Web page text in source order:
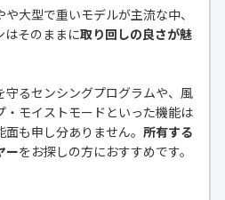
大型で重いモデルが主流な中、
はそのままに取り回しの良さが魅
守るセンシングプログラムや、風
・モイストモードといった機能は
も申し分ありません。 所有する
ーをお探しの方におすすめです。